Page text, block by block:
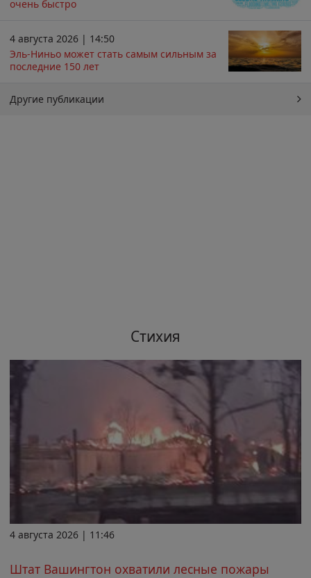
очень быстро
4 августа 2026 | 14:50
Эль-Ниньо может стать самым сильным за
последние 150 лет
Другие публикации
Стихия
4 августа 2026 | 11:46
Штат Вашингтон охватили лесные пожары